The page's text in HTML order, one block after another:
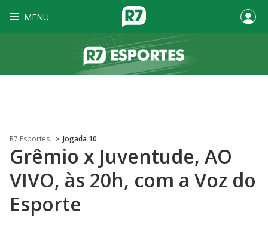
MENU
R7 Esportes Jogada 10
Grêmio x Juventude, AO
VIVO, às 20h, com a Voz do
Esporte